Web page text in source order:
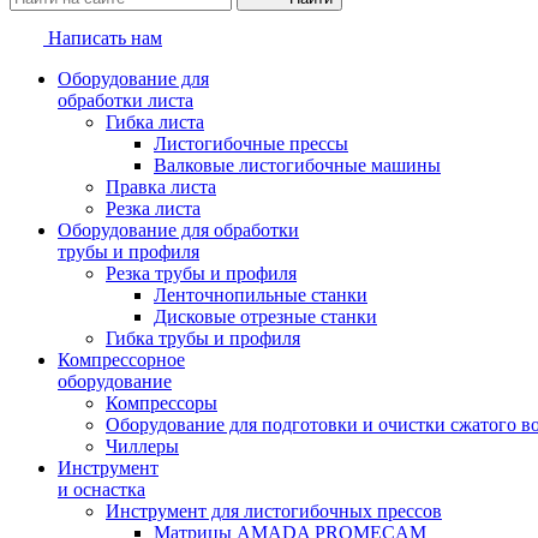
Написать нам
Оборудование для
обработки листа
Гибка листа
Листогибочные прессы
Валковые листогибочные машины
Правка листа
Резка листа
Оборудование для обработки
трубы и профиля
Резка трубы и профиля
Ленточнопильные станки
Дисковые отрезные станки
Гибка трубы и профиля
Компрессорное
оборудование
Компрессоры
Оборудование для подготовки и очистки сжатого
Чиллеры
Инструмент
и оснастка
Инструмент для листогибочных прессов
Матрицы AMADA PROMECAM